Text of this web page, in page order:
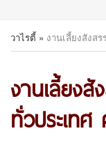
วาไรตี้ » งานเลี้ยงสังส
งานเลี้ยงสั
ทั่วประเท